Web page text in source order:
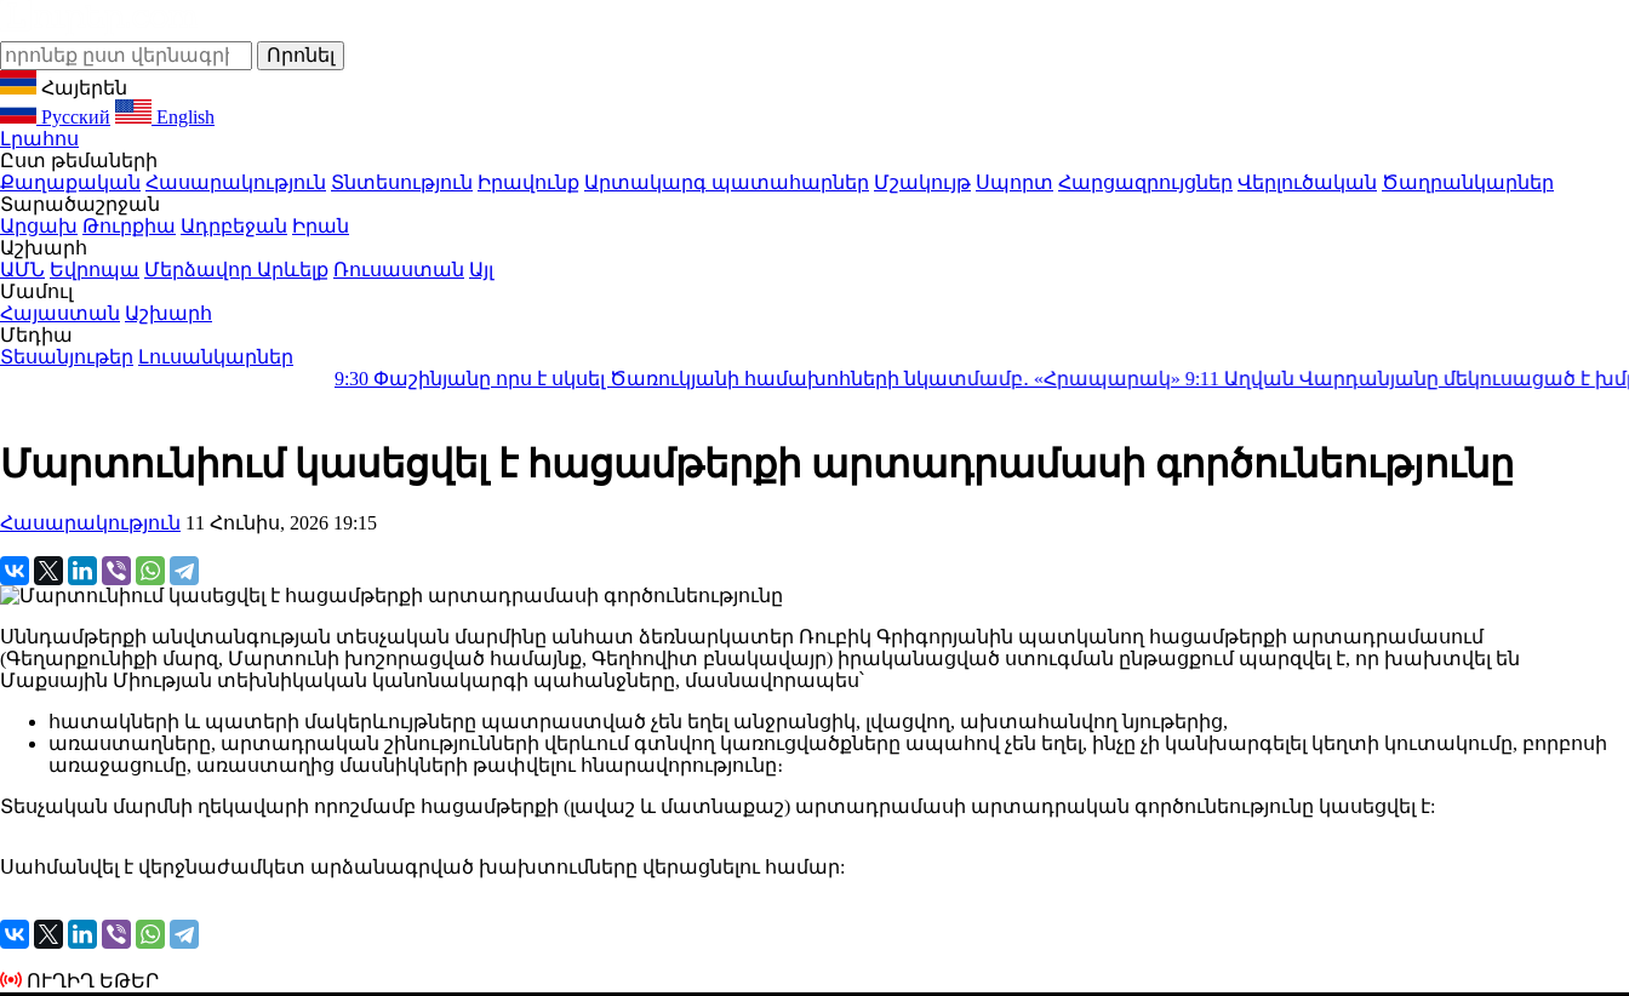
Հայերեն
Русский
English
Լրահոս
Ըստ թեմաների
Քաղաքական Հասարակություն Տնտեսություն Իրավունք Արտակարգ պատահարներ Մշակույթ Սպորտ Հարցազրույցներ Վերլուծական Ծաղրանկարներ
Տարածաշրջան
Արցախ Թուրքիա Ադրբեջան Իրան
Աշխարհ
ԱՄՆ Եվրոպա Մերձավոր Արևելք Ռուսաստան Այլ
Մամուլ
Հայաստան Աշխարհ
Մեդիա
Տեսանյութեր Լուսանկարներ
Փաշինյանը որս է սկսել Ծառուկյանի համախոհների նկատմամբ․ «Հրապարակ»9:11Աղվան Վարդանյանը մեկուսացած է
Մարտունիում կասեցվել է հացամթերքի արտադրամասի գործունեությունը
Հասարակություն 11 Հունիս, 2026 19:15
Սննդամթերքի անվտանգության տեսչական մարմինը անհատ ձեռնարկատեր Ռուբիկ Գրիգորյանին պատկանող հացամթերքի արտադրամասում
(Գեղարքունիքի մարզ, Մարտունի խոշորացված համայնք, Գեղհովիտ բնակավայր) իրականացված ստուգման ընթացքում պարզվել է, որ խախտվել են
Մաքսային Միության տեխնիկական կանոնակարգի պահանջները, մասնավորապես՝
հատակների և պատերի մակերևույթները պատրաստված չեն եղել անջրանցիկ, լվացվող, ախտահանվող նյութերից,
առաստաղները, արտադրական շինությունների վերևում գտնվող կառուցվածքները ապահով չեն եղել, ինչը չի կանխարգելել կեղտի կուտակումը, բորբոսի
առաջացումը, առաստաղից մասնիկների թափվելու հնարավորությունը։
Տեսչական մարմնի ղեկավարի որոշմամբ հացամթերքի (լավաշ և մատնաքաշ) արտադրամասի արտադրական գործունեությունը կասեցվել է:
Սահմանվել է վերջնաժամկետ արձանագրված խախտումները վերացնելու համար:
ՈՒՂԻՂ ԵԹԵՐ